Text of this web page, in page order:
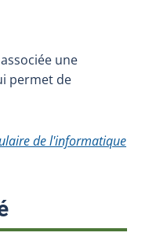
une
permet de
de l'informatique
dans une nouvelle
: